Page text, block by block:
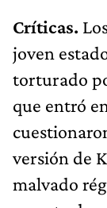
Críticas.
joven
torturado
que entró
versión de
malvado